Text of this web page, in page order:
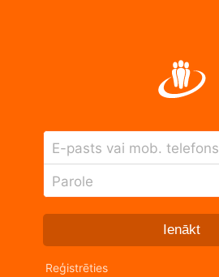
E-pasts vai mob. telefons
Parole
Ienākt
Reģistrēties